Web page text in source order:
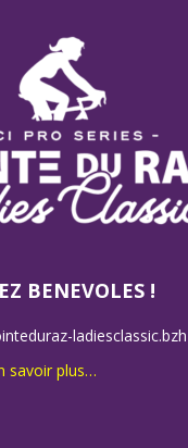
BENEVOLES !
ladiesclassic.bzh
savoir plus…